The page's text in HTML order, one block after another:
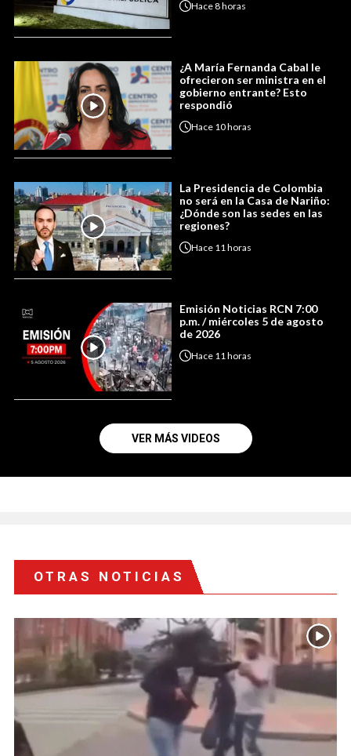
Hace8 horas
¿A María Fernanda Cabal le
ofrecieron ser ministra en el
gobierno entrante? Esto
respondió
Hace 10 horas
La Presidencia de Colombia
no será en la Casa de Nariño:
¿Dónde son las sedes en las
regiones?
Hace 11 horas
Emisión Noticias RCN 7:00
p.m. / miércoles 5 de agosto
de 2026
Hace 11 horas
VER MÁS VIDEOS
OTRAS NOTICIAS